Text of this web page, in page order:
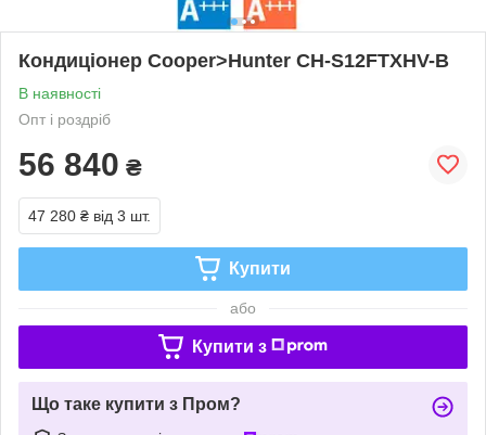
Кондиціонер Cooper>Hunter CH-S12FTXHV-B
В наявності
Опт і роздріб
56 840 ₴
47 280 ₴ від 3 шт.
Купити
або
Купити з
Що таке купити з Пром?